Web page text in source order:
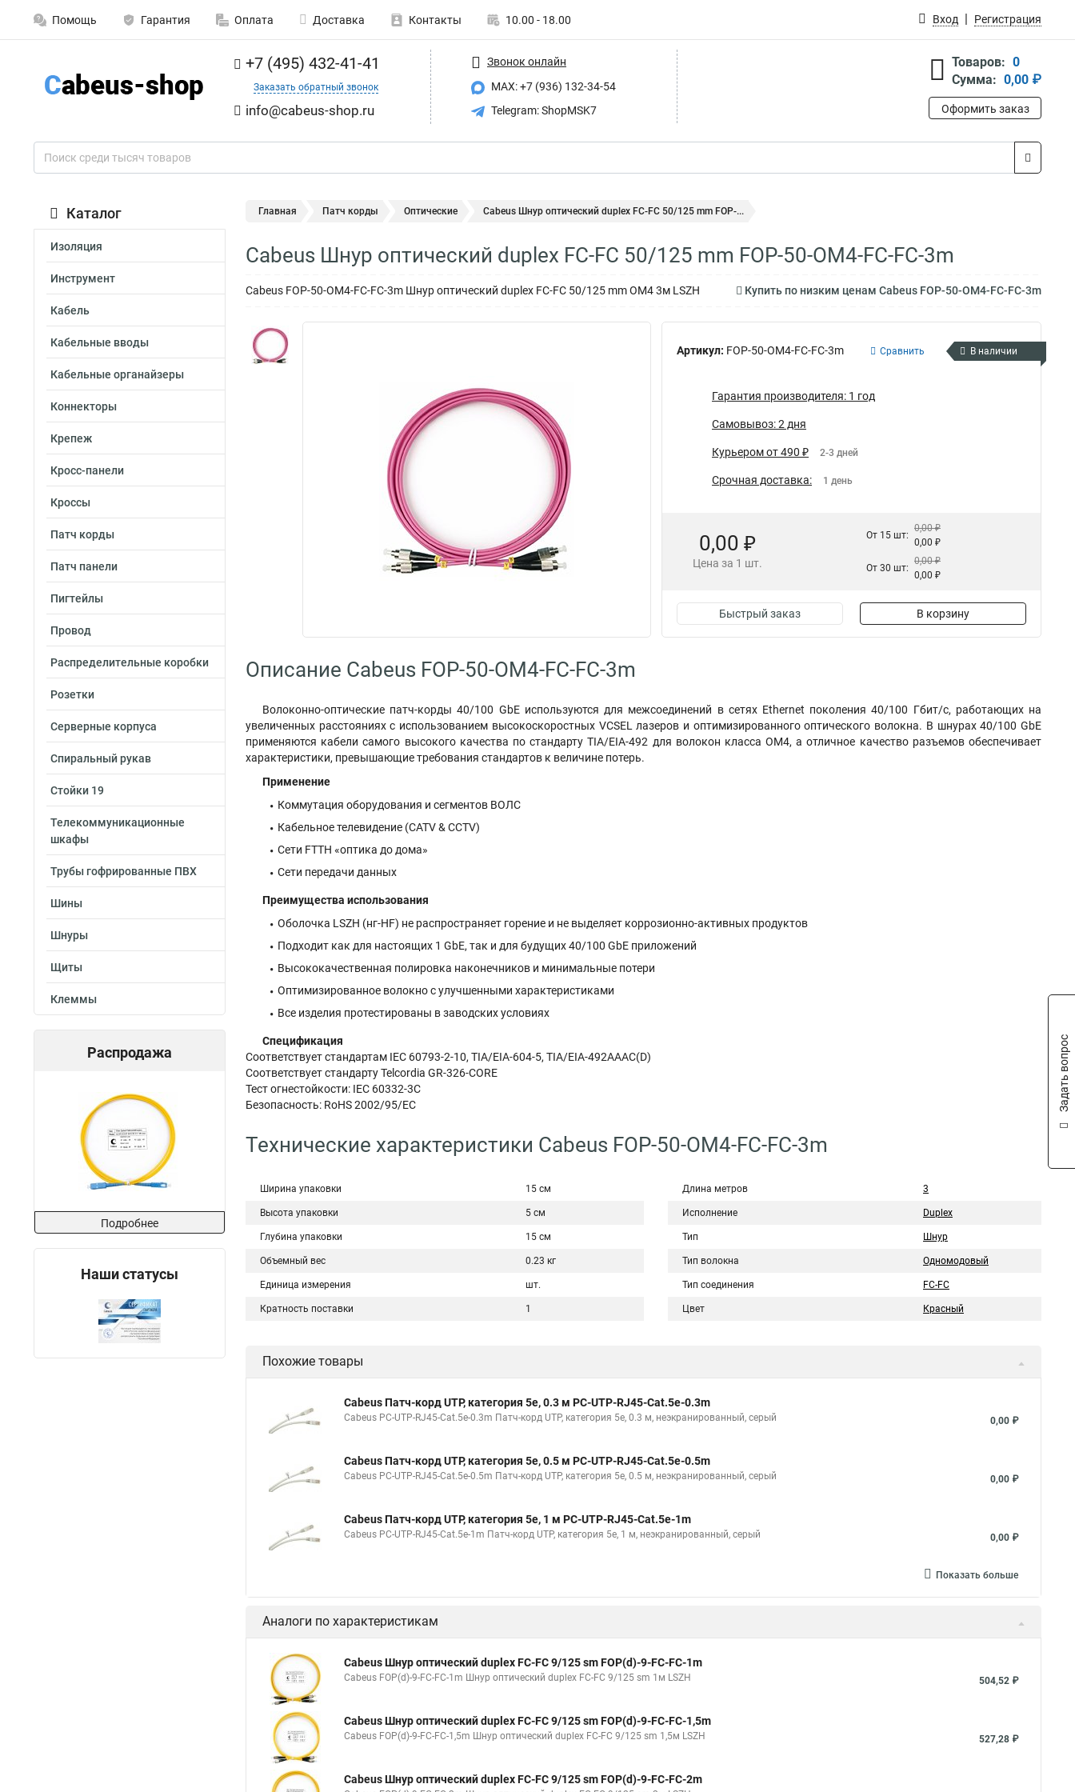
Помощь Гарантия Оплата Доставка Контакты 10.00 - 18.00 Вход Регистрация
+7 (495) 432-41-41
Заказать обратный звонок
info@cabeus-shop.ru
Звонок онлайн
MAX: +7 (936) 132-34-54
Telegram: ShopMSK7
Товаров: 0
Сумма: 0,00 ₽
Оформить заказ
Каталог
Изоляция
Инструмент
Кабель
Кабельные вводы
Кабельные органайзеры
Коннекторы
Крепеж
Кросс-панели
Кроссы
Патч корды
Патч панели
Пигтейлы
Провод
Распределительные коробки
Розетки
Серверные корпуса
Спиральный рукав
Стойки 19
Телекоммуникационные
шкафы
Трубы гофрированные ПВХ
Шины
Шнуры
Щиты
Клеммы
Распродажа
Подробнее
Наши статусы
Главная Патч корды Оптические Cabeus Шнур оптический duplex FC-FC 50/125 mm FOP-...
Cabeus Шнур оптический duplex FC-FC 50/125 mm FOP-50-OM4-FC-FC-3m
Cabeus FOP-50-OM4-FC-FC-3m Шнур оптический duplex FC-FC 50/125 mm OM4 3м LSZH Купить по низким ценам Cabeus FOP-50-OM4-FC-FC-3m
Артикул: FOP-50-OM4-FC-FC-3m Сравнить В наличии
Гарантия производителя: 1 год
Самовывоз: 2 дня
Курьером от 490 ₽ 2-3 дней
Срочная доставка: 1 день
0,00 ₽
Цена за 1 шт.
От 15 шт:
0,00 ₽
0,00 ₽
От 30 шт:
0,00 ₽
0,00 ₽
Быстрый заказ В корзину
Описание Cabeus FOP-50-OM4-FC-FC-3m
Волоконно-оптические патч-корды 40/100 GbE используются для межсоединений в сетях Ethernet поколения 40/100 Гбит/с, работающих на
увеличенных расстояниях с использованием высокоскоростных VCSEL лазеров и оптимизированного оптического волокна. В шнурах 40/100 GbE
применяются кабели самого высокого качества по стандарту TIA/EIA-492 для волокон класса OM4, а отличное качество разъемов обеспечивает
характеристики, превышающие требования стандартов к величине потерь.
Применение
Коммутация оборудования и сегментов ВОЛС
Кабельное телевидение (CATV & CCTV)
Сети FTTH «оптика до дома»
Сети передачи данных
Преимущества использования
Оболочка LSZH (нг-HF) не распространяет горение и не выделяет коррозионно-активных продуктов
Подходит как для настоящих 1 GbE, так и для будущих 40/100 GbE приложений
Высококачественная полировка наконечников и минимальные потери
Оптимизированное волокно с улучшенными характеристиками
Все изделия протестированы в заводских условиях
Спецификация
Соответствует стандартам IEC 60793-2-10, TIA/EIA-604-5, TIA/EIA-492AAAC(D)
Соответствует стандарту Telcordia GR-326-CORE
Тест огнестойкости: IEC 60332-3C
Безопасность: RoHS 2002/95/EC
Технические характеристики Cabeus FOP-50-OM4-FC-FC-3m
Ширина упаковки 15 см
Высота упаковки 5 см
Глубина упаковки 15 см
Объемный вес 0.23 кг
Единица измерения шт.
Кратность поставки 1
Длина метров 3
Исполнение Duplex
Тип Шнур
Тип волокна Одномодовый
Тип соединения FC-FC
Цвет Красный
Похожие товары
Cabeus Патч-корд UTP, категория 5e, 0.3 м PC-UTP-RJ45-Cat.5e-0.3m
Cabeus PC-UTP-RJ45-Cat.5e-0.3m Патч-корд UTP, категория 5e, 0.3 м, неэкранированный, серый 0,00 ₽
Cabeus Патч-корд UTP, категория 5e, 0.5 м PC-UTP-RJ45-Cat.5e-0.5m
Cabeus PC-UTP-RJ45-Cat.5e-0.5m Патч-корд UTP, категория 5e, 0.5 м, неэкранированный, серый 0,00 ₽
Cabeus Патч-корд UTP, категория 5e, 1 м PC-UTP-RJ45-Cat.5e-1m
Cabeus PC-UTP-RJ45-Cat.5e-1m Патч-корд UTP, категория 5e, 1 м, неэкранированный, серый 0,00 ₽
Показать больше
Аналоги по характеристикам
Cabeus Шнур оптический duplex FC-FC 9/125 sm FOP(d)-9-FC-FC-1m
Cabeus FOP(d)-9-FC-FC-1m Шнур оптический duplex FC-FC 9/125 sm 1м LSZH 504,52 ₽
Cabeus Шнур оптический duplex FC-FC 9/125 sm FOP(d)-9-FC-FC-1,5m
Cabeus FOP(d)-9-FC-FC-1,5m Шнур оптический duplex FC-FC 9/125 sm 1,5м LSZH 527,28 ₽
Cabeus Шнур оптический duplex FC-FC 9/125 sm FOP(d)-9-FC-FC-2m
Задать вопрос